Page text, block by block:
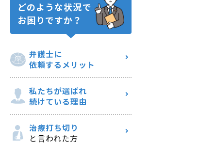
どのような状況で
お困りですか？
弁護士に
依頼するメリット
私たちが選ばれ
続けている理由
治療打ち切り
と言われた方